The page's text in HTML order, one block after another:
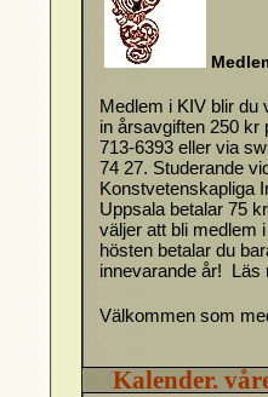
Medl
Medlem i KIV blir du
in årsavgiften 250 kr
713-6393 eller via
74 27. Studerande
Konstvetenskapliga
Uppsala betalar 75
väljer att bli medlem
hösten betalar du
innevarande år! Läs
Välkommen som
Kalender.